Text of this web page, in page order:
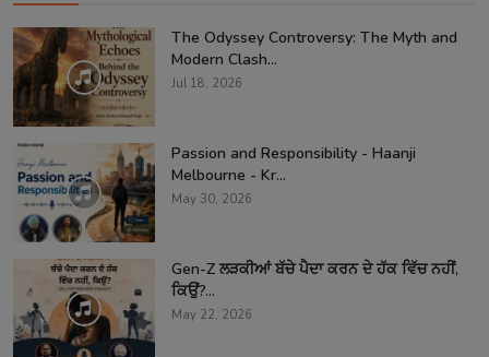
The Odyssey Controversy: The Myth and
Modern Clash...
Jul 18, 2026
Passion and Responsibility - Haanji
Melbourne - Kr...
May 30, 2026
Gen-Z ਲੜਕੀਆਂ ਬੱਚੇ ਪੈਦਾ ਕਰਨ ਦੇ ਹੱਕ ਵਿੱਚ ਨਹੀਂ,
ਕਿਉਂ?...
May 22, 2026